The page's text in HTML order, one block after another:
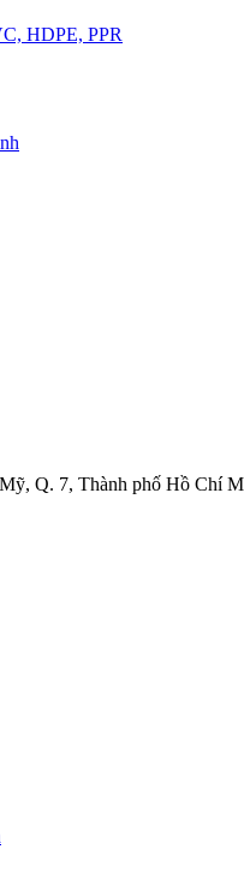
HDPE, PPR
Q. 7, Thành phố Hồ Chí